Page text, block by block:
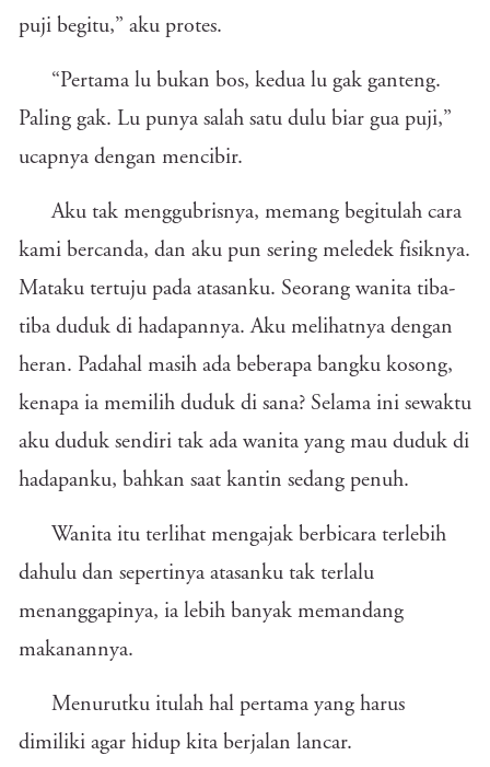
puji begitu,” aku protes.
“Pertama lu bukan bos, kedua lu gak ganteng.
Paling gak. Lu punya salah satu dulu biar gua puji,”
ucapnya dengan mencibir.
Aku tak menggubrisnya, memang begitulah cara
kami bercanda, dan aku pun sering meledek fisiknya.
Mataku tertuju pada atasanku. Seorang wanita tiba-
tiba duduk di hadapannya. Aku melihatnya dengan
heran. Padahal masih ada beberapa bangku kosong,
kenapa ia memilih duduk di sana? Selama ini sewaktu
aku duduk sendiri tak ada wanita yang mau duduk di
hadapanku, bahkan saat kantin sedang penuh.
Wanita itu terlihat mengajak berbicara terlebih
dahulu dan sepertinya atasanku tak terlalu
menanggapinya, ia lebih banyak memandang
makanannya.
Menurutku itulah hal pertama yang harus
dimiliki agar hidup kita berjalan lancar.